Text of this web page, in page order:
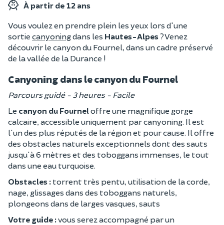
À partir de 12 ans
Vous voulez en prendre plein les yeux lors d'une
sortie canyoningdans les Hautes-Alpes? Venez
découvrir le canyon du Fournel, dans un cadre préservé
de la vallée de la Durance !
Canyoning dans le canyon du Fournel
Parcours guidé - 3 heures - Facile
Le canyon du Fourneloffre une magnifique gorge
calcaire, accessible uniquement par canyoning. Il est
l'un des plus réputés de la région et pour cause. Il offre
des obstacles naturels exceptionnels dont des sauts
jusqu'à 6 mètres et des toboggans immenses, le tout
dans une eau turquoise.
Obstacles : torrent très pentu, utilisation de la corde,
nage, glissages dans des toboggans naturels,
plongeons dans de larges vasques, sauts
Votre guide :vous serez accompagné par un